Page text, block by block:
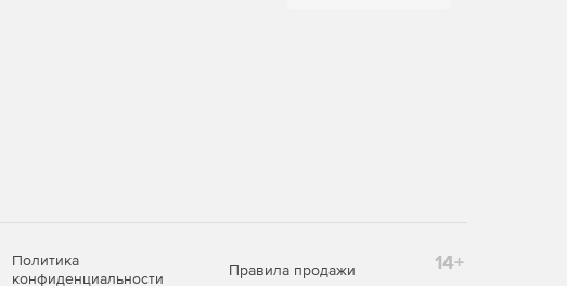
Политика
конфиденциальности
Правила продажи 14+